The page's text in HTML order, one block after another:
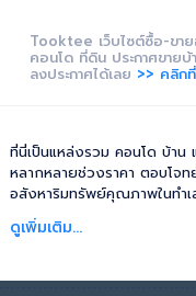
Tooktee เว็บไซต์ซื้อ-ขาย
คอนโด ที่ดิน ประกาศขาย
ลงประกาศได้เลย >> คลิก
ที่นี่เป็นแหล่งรวม คอนโด บ้า
หลากหลายช่วงราคา ตอบโจ
อสังหาริมทรัพย์คุณภาพในทำ
ดูเพิ่มเติม...